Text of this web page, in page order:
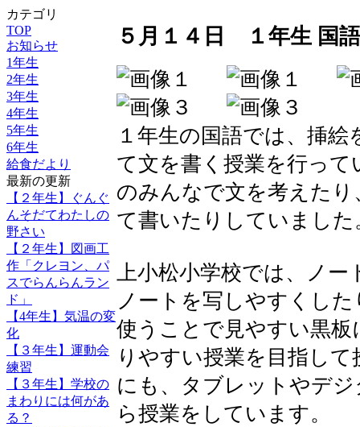
カテゴリ
TOP
お知らせ
1年生
2年生
3年生
4年生
5年生
6年生
給食だより
最新の更新
【２年生】ぐんぐ
んそだてわたしの
野さい
【２年生】図画工
作「クレヨン、パ
スでらんらんラン
ド」
【4年生】気温の変
化
【３年生】運動会
練習
【３年生】学校の
まわりには何があ
る？
５月１４日 １年生 国
１年生の国語では、挿
て文を書く授業を行っ
のみんなで文を考えた
て書いたりしていました
上小松小学校では、ノ
ノートを写しやすくし
使うことで見やすい黒
りやすい授業を目指し
にも、タブレットやデ
ら授業をしています。